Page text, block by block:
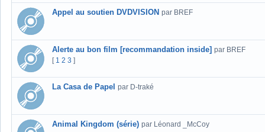
Appel au soutien DVDVISION par BREF
Alerte au bon film [recommandation inside] par BREF
[ 1 2 3 ]
La Casa de Papel par D-traké
Animal Kingdom (série) par Léonard _McCoy